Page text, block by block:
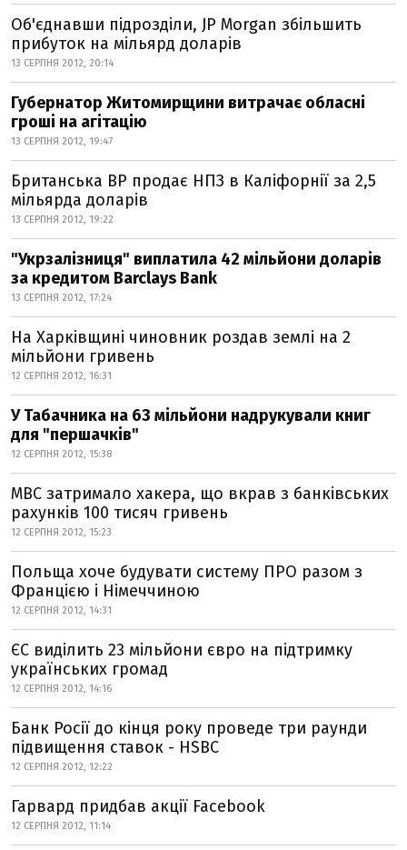
Об'єднавши підрозділи, JP Morgan збільшить
прибуток на мільярд доларів
13 СЕРПНЯ 2012, 20:14
Губернатор Житомирщини витрачає обласні
гроші на агітацію
13 СЕРПНЯ 2012, 19:47
Британська BP продає НПЗ в Каліфорнії за 2,5
мільярда доларів
13 СЕРПНЯ 2012, 19:22
"Укрзалізниця" виплатила 42 мільйони доларів
за кредитом Barclays Bank
13 СЕРПНЯ 2012, 17:24
На Харківщині чиновник роздав землі на 2
мільйони гривень
12 СЕРПНЯ 2012, 16:31
У Табачника на 63 мільйони надрукували книг
для "першачків"
12 СЕРПНЯ 2012, 15:38
МВС затримало хакера, що вкрав з банківських
рахунків 100 тисяч гривень
12 СЕРПНЯ 2012, 15:23
Польща хоче будувати систему ПРО разом з
Францією і Німеччиною
12 СЕРПНЯ 2012, 14:31
ЄС виділить 23 мільйони євро на підтримку
українських громад
12 СЕРПНЯ 2012, 14:16
Банк Росії до кінця року проведе три раунди
підвищення ставок - HSBC
12 СЕРПНЯ 2012, 12:22
Гарвард придбав акції Facebook
12 СЕРПНЯ 2012, 11:14